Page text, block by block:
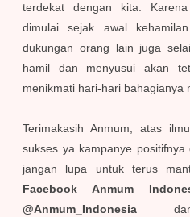
terdekat dengan kita.
dimulai sejak awal
dukungan orang lain juga
hamil dan menyusui akan
menikmati hari-hari bahagianya
Terimakasih Anmum, atas
sukses ya kampanye
jangan lupa untuk terus
Facebook Anmum
@Anmum_Indonesia dan